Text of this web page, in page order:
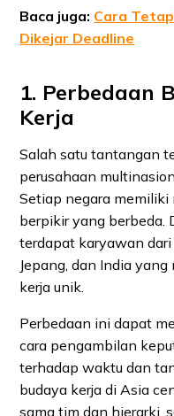
Baca juga: Cara
Dikejar Deadline
1. Perbedaan
Kerja
Salah satu tantangan
perusahaan
Setiap negara
berpikir yang berbeda.
terdapat karyawan dari
Jepang, dan India
kerja unik.
Perbedaan ini dapat
cara pengambilan
terhadap waktu dan
budaya kerja di Asia
sama tim dan hierarki,